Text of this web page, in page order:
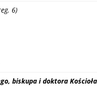
6)
biskupa i doktora Kościoła